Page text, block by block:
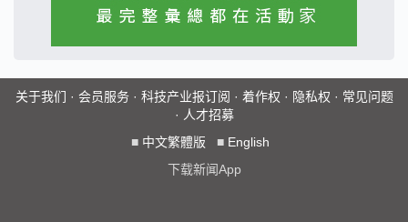
关于我们 · 会员服务· 科技产业报订阅 · 着作权 · 隐私权 · 常见问题
· 人才招募
■ 中文繁體版 ■ English
下载新闻App